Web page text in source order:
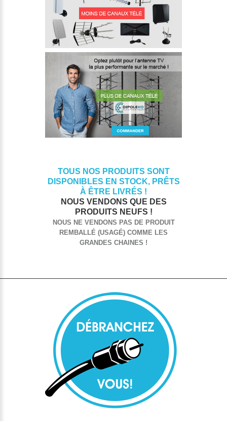
TOUS NOS PRODUITS SONT
DISPONIBLES EN STOCK, PRÊTS
À ÊTRE LIVRÉS !
NOUS VENDONS QUE DES
PRODUITS NEUFS !
NOUS NE VENDONS PAS DE PRODUIT
REMBALLÉ (USAGÉ) COMME LES
GRANDES CHAINES !